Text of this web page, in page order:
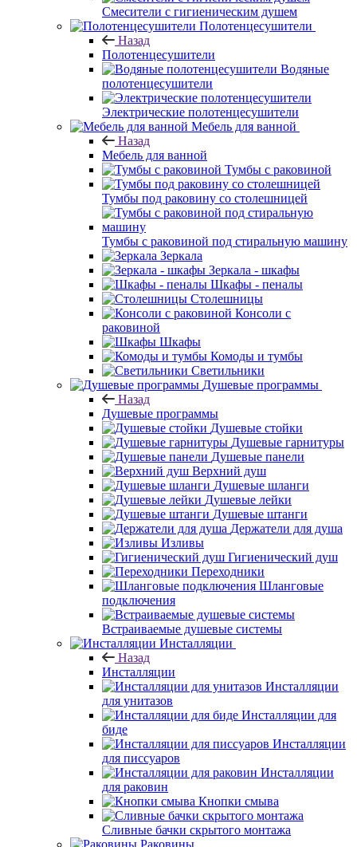
Смесители с гигиеническим душем
Полотенцесушители
Назад
Полотенцесушители
Водяные
полотенцесушители
Электрические полотенцесушители
Мебель для ванной
Назад
Мебель для ванной
Тумбы с раковиной
Тумбы под раковину со столешницей
Тумбы с раковиной под стиральную машину
Зеркала
Зеркала - шкафы
Шкафы - пеналы
Столешницы
Консоли с
раковиной
Шкафы
Комоды и тумбы
Светильники
Душевые программы
Назад
Душевые программы
Душевые стойки
Душевые гарнитуры
Душевые панели
Верхний душ
Душевые шланги
Душевые лейки
Душевые штанги
Держатели для душа
Изливы
Гигиенический душ
Переходники
Шланговые
подключения
Встраиваемые душевые системы
Инсталляции
Назад
Инсталляции
Инсталляции
для унитазов
Инсталляции для
биде
Инсталляции
для писсуаров
Инсталляции
для раковин
Кнопки смыва
Сливные бачки скрытого монтажа
Раковины